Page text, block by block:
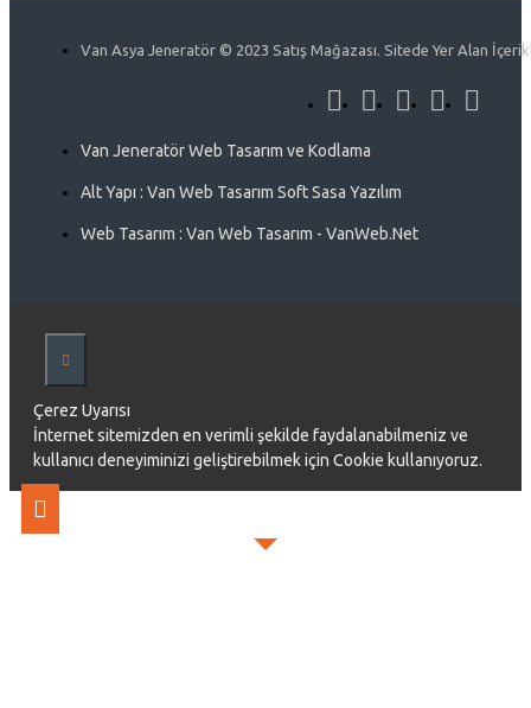
Van Asya Jeneratör © 2023 Satış Mağazası. Sitede Yer Alan
Van Jeneratör Web Tasarım ve Kodlama
Alt Yapı : Van Web Tasarım Soft Sasa Yazılım
Web Tasarım : Van Web Tasarım - VanWeb.Net
Çerez Uyarısı
İnternet sitemizden en verimli şekilde faydalanabilmeniz ve
kullanıcı deneyiminizi geliştirebilmek için Cookie kullanıyoruz.